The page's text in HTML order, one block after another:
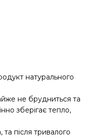
натурального
не брудниться та
зберігає тепло,
після тривалого